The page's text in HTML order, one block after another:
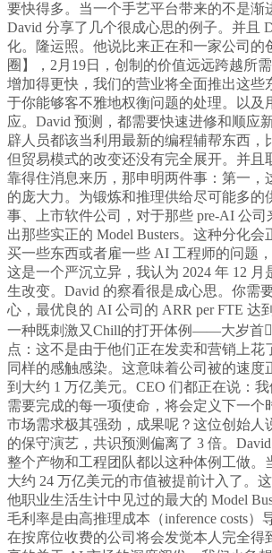
要快得多。当一个手艺平台带来的不是
David 分享了几个很成心思的例子。并且
化。隆运照。他说比来正在和一家公司的
圈】，2月19日，创制的价值远远跨越所
增加得更快，我们的营业将全面推出这些
于你能够客不雅地权衡问题的处理。以
应。David 预测，都需要快速进修和顺应
辟人员都该当利用最新的编程辅帮东西
但贸易模式的改变还没有完全展开。并
靠得住消息来历，那申明两件事：第一，
的庞大力。为锻炼和推理供给尽可能多
事、上市软件公司，对于那些 pre-AI 公
出那些实正的 Model Busters。这种分化
买一些东西或者雇一些 AI 工程师的问题
这是一个严沉立异，我认为 2024 年 12
生改变。David 的察看很是成心思。你需
心，最优良的 AI 公司的 ARR per FTE
一种既刺激又Chill的打开体例——大岁首
点：这不是由于他们正在发卖和营销上
同样的感触感染。这意味着公司被的速
到大约 1 万亿美元。CEO 们都正在说：
需要完成的每一项使命，将会定义下一
市场需求极其强劲，成果呢？这位创始人
的保守演艺，共识预测偏离了 3 倍。
整个产物和工程团队都以这种体例工做。
大约 24 万亿美元的市值被提前计入了。
他职业生活生计中见过的最大的 Model
毛利率是由高推理成本（inference costs
在按席位收费的公司将会发觉本人完全得